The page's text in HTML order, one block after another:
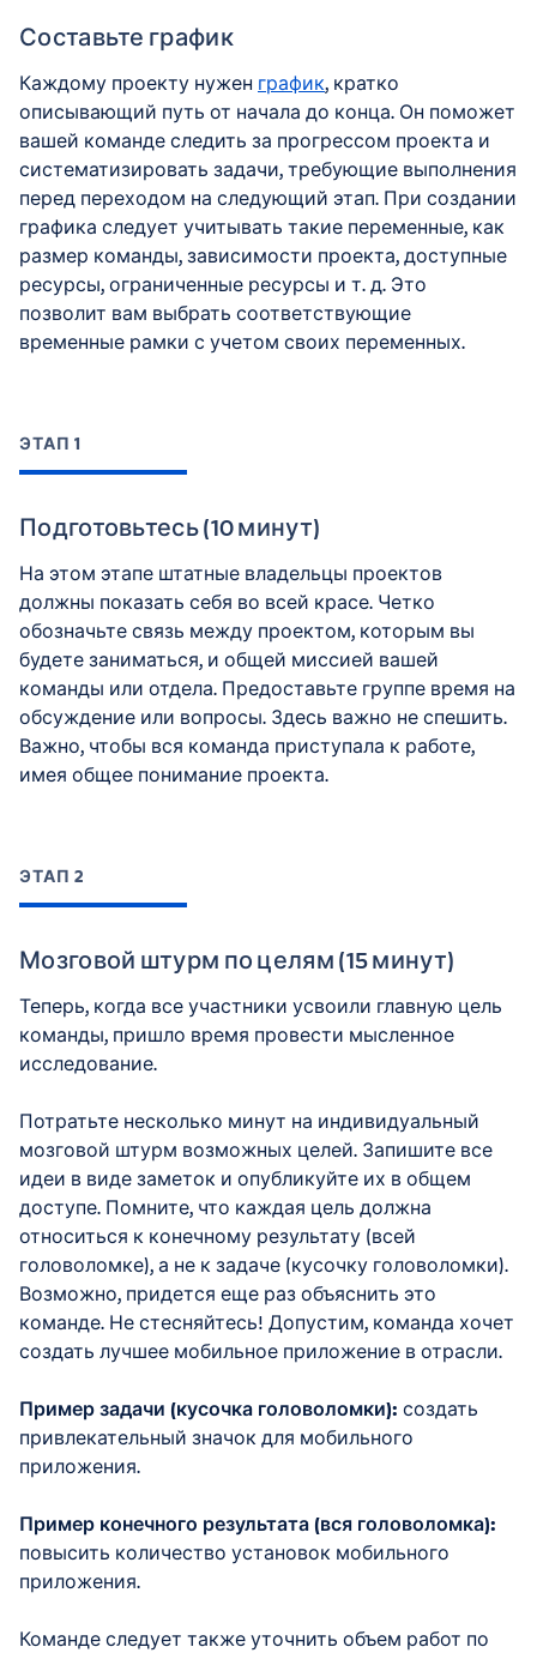
Составьте график
Каждому проекту нужен график, кратко
описывающий путь от начала до конца. Он поможет
вашей команде следить за прогрессом проекта и
систематизировать задачи, требующие выполнения
перед переходом на следующий этап. При создании
графика следует учитывать такие переменные, как
размер команды, зависимости проекта, доступные
ресурсы, ограниченные ресурсы и т. д. Это
позволит вам выбрать соответствующие
временные рамки с учетом своих переменных.
ЭТАП 1
Подготовьтесь (10 минут)
На этом этапе штатные владельцы проектов
должны показать себя во всей красе. Четко
обозначьте связь между проектом, которым вы
будете заниматься, и общей миссией вашей
команды или отдела. Предоставьте группе время на
обсуждение или вопросы. Здесь важно не спешить.
Важно, чтобы вся команда приступала к работе,
имея общее понимание проекта.
ЭТАП 2
Мозговой штурм по целям (15 минут)
Теперь, когда все участники усвоили главную цель
команды, пришло время провести мысленное
исследование.
Потратьте несколько минут на индивидуальный
мозговой штурм возможных целей. Запишите все
идеи в виде заметок и опубликуйте их в общем
доступе. Помните, что каждая цель должна
относиться к конечному результату (всей
головоломке), а не к задаче (кусочку головоломки).
Возможно, придется еще раз объяснить это
команде. Не стесняйтесь! Допустим, команда хочет
создать лучшее мобильное приложение в отрасли.
Пример задачи (кусочка головоломки): создать
привлекательный значок для мобильного
приложения.
Пример конечного результата (вся головоломка):
повысить количество установок мобильного
приложения.
Команде следует также уточнить объем работ по